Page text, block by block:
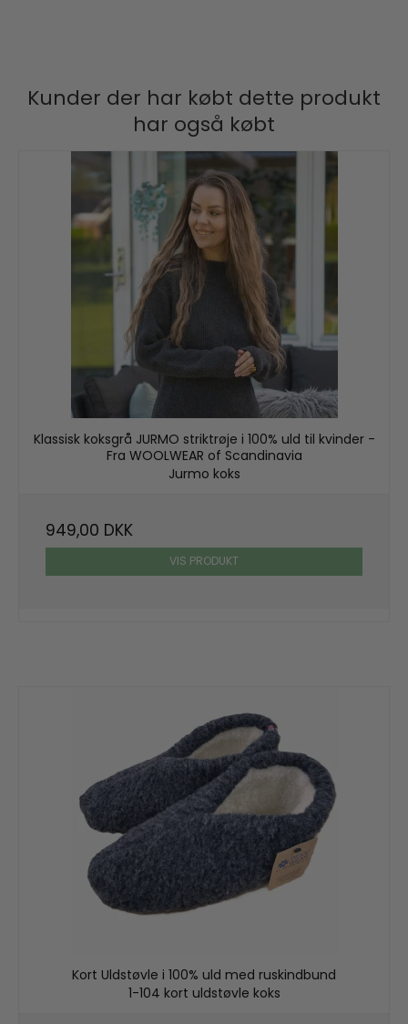
Kunder der har købt dette produkt
har også købt
Klassisk koksgrå JURMO striktrøje i 100% uld til kvinder -
Fra WOOLWEAR of Scandinavia
Jurmo koks
949,00 DKK
VIS PRODUKT
Kort Uldstøvle i 100% uld med ruskindbund
1-104 kort uldstøvle koks